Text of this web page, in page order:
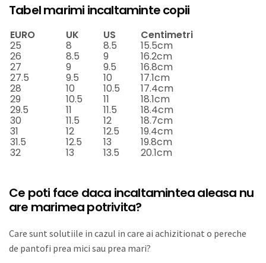
Tabel marimi incaltaminte copii
EURO UK US Centimetri
25 8 8.5 15.5cm
26 8.5 9 16.2cm
27 9 9.5 16.8cm
27.5 9.5 10 17.1cm
28 10 10.5 17.4cm
29 10.5 11 18.1cm
29.5 11 11.5 18.4cm
30 11.5 12 18.7cm
31 12 12.5 19.4cm
31.5 12.5 13 19.8cm
32 13 13.5 20.1cm
Ce poti face daca incaltamintea aleasa nu
are marimea potrivita?
Care sunt solutiile in cazul in care ai achizitionat o pereche
de pantofi prea mici sau prea mari?